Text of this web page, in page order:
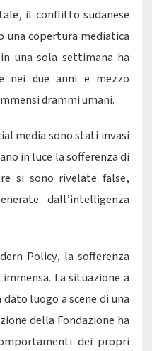
il conflitto sudanese
una copertura mediatica
una sola settimana ha
nei due anni e mezzo
drammi umani.
media sono stati invasi
in luce la sofferenza di
si sono rivelate false,
dall’intelligenza
Policy, la sofferenza
La situazione a
luogo a scene di una
della Fondazione ha
dei propri